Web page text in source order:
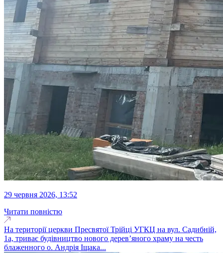
29 червня 2026, 13:52
Читати повністю
На території церкви Пресвятої Трійці УГКЦ на вул. Садибній,
1а, триває будівництво нового дерев’яного храму на честь
блаженного о. Андрія Іщака...